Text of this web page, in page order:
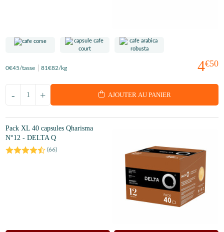
4€50
0€45/tasse 81€82/kg
+
- AJOUTER AU PANIER
Pack XL 40 capsules Qharisma
N°12 - DELTA Q
(66)